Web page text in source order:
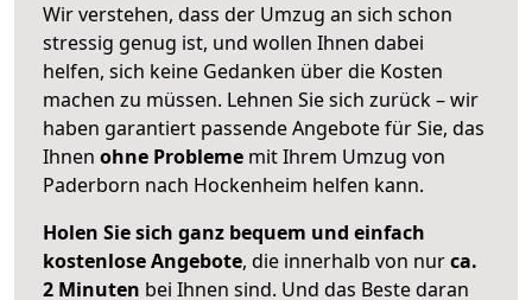
Wir verstehen, dass der Umzug an sich schon
stressig genug ist, und wollen Ihnen dabei
helfen, sich keine Gedanken über die Kosten
machen zu müssen. Lehnen Sie sich zurück – wir
haben garantiert passende Angebote für Sie, das
Ihnen ohne Probleme mit Ihrem Umzug von
Paderborn nach Hockenheim helfen kann.
Holen Sie sich ganz bequem und einfach
kostenlose Angebote, die innerhalb von nurca.
2 Minuten bei Ihnen sind. Und das Beste daran